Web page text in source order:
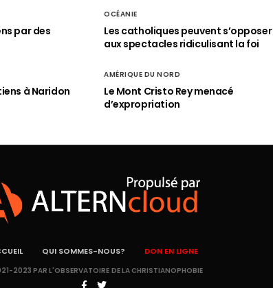
par des
OCÉANIE
Les catholiques peuvent s’opposer
aux spectacles ridiculisant la foi
à Naridon
AMÉRIQUE DU NORD
Le Mont Cristo Rey menacé
d’expropriation
QUI SOMMES-NOUS? DON EN LIGNE
2023 PAR L'OBSERVATOIRE DE LA CHRISTIANOPHOBIE